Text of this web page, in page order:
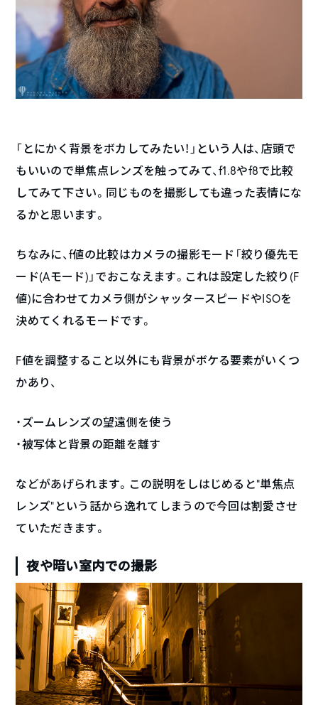
「とにかく背景をボカしてみたい！」という人は、店頭で
もいいので単焦点レンズを触ってみて、f1.8やf8で比較
してみて下さい。同じものを撮影しても違った表情にな
るかと思います。
ちなみに、f値の比較はカメラの撮影モード「絞り優先モ
ード(Aモード)」でおこなえます。これは設定した絞り(F
値)に合わせてカメラ側がシャッタースピードやISOを
決めてくれるモードです。
F値を調整すること以外にも背景がボケる要素がいくつ
かあり、
・ズームレンズの望遠側を使う
・被写体と背景の距離を離す
などがあげられます。この説明をしはじめると”単焦点
レンズ”という話から逸れてしまうので今回は割愛させ
ていただきます。
夜や暗い室内での撮影